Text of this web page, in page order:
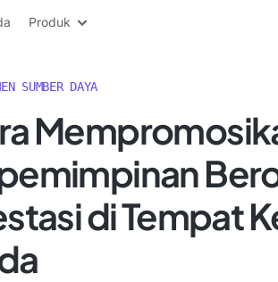
Produk
SUMBER DAYA
di Tempat